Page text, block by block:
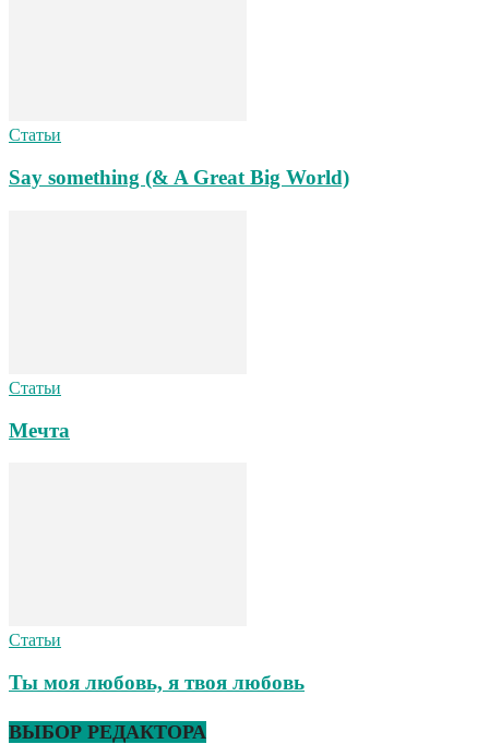
Статьи
Say something (& A Great Big World)
Статьи
Мечта
Статьи
Ты моя любовь, я твоя любовь
ВЫБОР РЕДАКТОРА